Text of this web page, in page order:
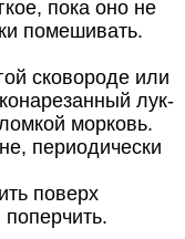
пока оно не
помешивать.
сковороде или
лук-
морковь.
периодически
поверх
поперчить.